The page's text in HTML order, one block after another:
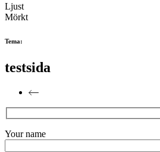
Ljust
Mörkt
Tema:
testsida
Your name